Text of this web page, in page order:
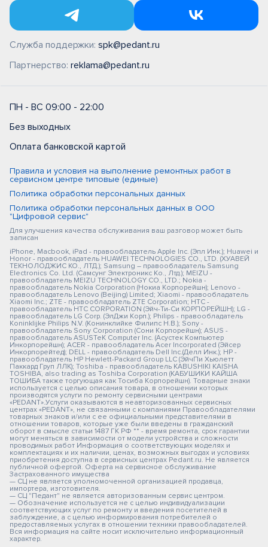
Служба поддержки: spk@pedant.ru
Партнерство: reklama@pedant.ru
ПН - ВС 09:00 - 22:00
Без выходных
Оплата банковской картой
Правила и условия на выполнение ремонтных работ в
сервисном центре типовые (единые)
Политика обработки персональных данных
Политика обработки персональных данных в ООО
"Цифровой сервис"
Для улучшения качества обслуживания ваш разговор может быть
записан
iPhone, Macbook, iPad - правообладатель Apple Inc. (Эпл Инк.); Huawei и
Honor - правообладатель HUAWEI TECHNOLOGIES CO., LTD. (ХУАВЕЙ
ТЕКНОЛОДЖИС КО., ЛТД.); Samsung – правообладатель Samsung
Electronics Co. Ltd. (Самсунг Электроникс Ко., Лтд.); MEIZU -
правообладатель MEIZU TECHNOLOGY CO., LTD.; Nokia -
правообладатель Nokia Corporation (Нокиа Корпорейшн); Lenovo -
правообладатель Lenovo (Beijing) Limited; Xiaomi - правообладатель
Xiaomi Inc.; ZTE - правообладатель ZTE Corporation; HTC -
правообладатель HTC CORPORATION (Эйч-Ти-Си КОРПОРЕЙШН); LG -
правообладатель LG Corp. (ЭлДжи Корп.); Philips - правообладатель
Koninklijke Philips N.V. (Конинклийке Филипс Н.В.); Sony -
правообладатель Sony Corporation (Сони Корпорейшн); ASUS -
правообладатель ASUSTeK Computer Inc. (Асустек Компьютер
Инкорпорейшн); ACER - правообладатель Acer Incorporated (Эйсер
Инкорпорейтед); DELL - правообладатель Dell Inc.(Делл Инк.); HP -
правообладатель HP Hewlett-Packard Group LLC (ЭйчПи Хьюлетт
Паккард Груп ЛЛК); Toshiba - правообладатель KABUSHIKI KAISHA
TOSHIBA, also trading as Toshiba Corporation (КАБУШИКИ КАЙША
ТОШИБА также торгующая как Тосиба Корпорейшн). Товарные знаки
используется с целью описания товара, в отношении которых
производятся услуги по ремонту сервисными центрами
«PEDANT».Услуги оказываются в неавторизованных сервисных
центрах «PEDANT», не связанными с компаниями Правообладателями
товарных знаков и/или с ее официальными представителями в
отношении товаров, которые уже были введены в гражданский
оборот в смысле статьи 1487 ГК РФ ** - время ремонта, срок гарантии
могут меняться в зависимости от модели устройства и сложности
проводимых работ Информация о соответствующих моделях и
комплектациях и их наличии, ценах, возможных выгодах и условиях
приобретения доступна в сервисных центрах Pedant.ru. Не является
публичной офертой. Оферта на сервисное обслуживание
Застрахованного имущества
— СЦ не является уполномоченной организацией продавца,
импортера, изготовителя.
— СЦ "Педант" не является авторизованным сервис центром.
— Обозначение используется не с целью индивидуализации
соответствующих услуг по ремонту и введения посетителей в
заблуждение, а с целью информирования потребителей о
предоставляемых услугах в отношении техники правообладателей.
Вся информация на сайте носит исключительно информационный
характер.